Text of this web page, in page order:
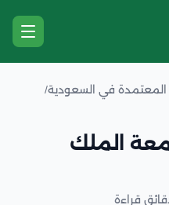
المعتمدة في السعودية/
الملك